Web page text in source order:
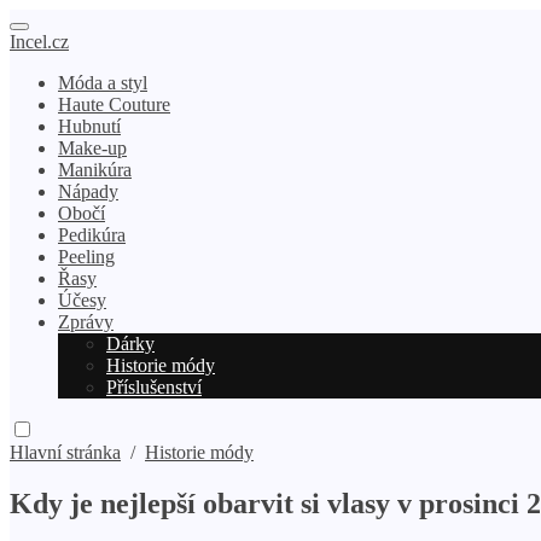
Incel.cz
Móda a styl
Haute Couture
Hubnutí
Make-up
Manikúra
Nápady
Obočí
Pedikúra
Peeling
Řasy
Účesy
Zprávy
Dárky
Historie módy
Příslušenství
Hlavní stránka / Historie módy
Kdy je nejlepší obarvit si vlasy v prosinci